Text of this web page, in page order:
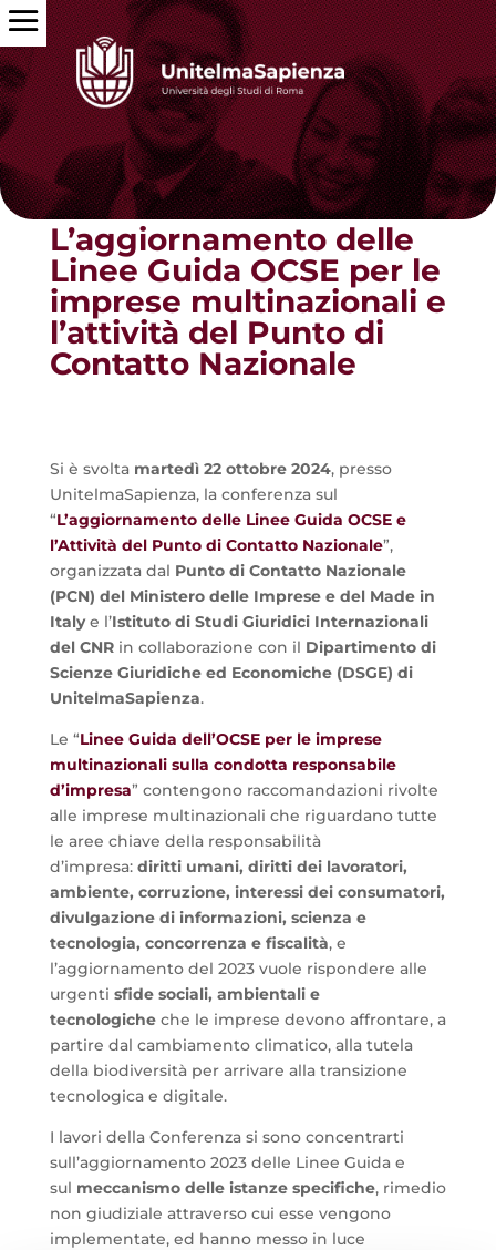
Torna alle news
L’aggiornamento delle
Linee Guida OCSE per le
imprese multinazionali e
l’attività del Punto di
Contatto Nazionale
Si è svoltamartedì 22 ottobre 2024, presso
UnitelmaSapienza, la conferenza sul
“L’aggiornamento delle Linee Guida OCSE e
l’Attività del Punto di Contatto Nazionale”,
organizzata dal Punto di Contatto Nazionale
(PCN) del Ministero delle Imprese e del Made in
Italye l’Istituto di Studi Giuridici Internazionali
del CNRin collaborazione con il Dipartimento di
Scienze Giuridiche ed Economiche (DSGE) di
UnitelmaSapienza.
Le “Linee Guida dell’OCSE per le imprese
multinazionali sulla condotta responsabile
d’impresa” contengono raccomandazioni rivolte
alle imprese multinazionali che riguardano tutte
le aree chiave della responsabilità
d’impresa: diritti umani, diritti dei lavoratori,
ambiente, corruzione, interessi dei consumatori,
divulgazione di informazioni, scienza e
tecnologia, concorrenza e fiscalità, e
l’aggiornamento del 2023 vuole rispondere alle
urgenti sfide sociali, ambientali e
tecnologicheche le imprese devono affrontare, a
partire dal cambiamento climatico, alla tutela
della biodiversità per arrivare alla transizione
tecnologica e digitale.
I lavori della Conferenza si sono concentrarti
sull’aggiornamento 2023 delle Linee Guida e
sul meccanismo delle istanze specifiche, rimedio
non giudiziale attraverso cui esse vengono
implementate, ed hanno messo in luce